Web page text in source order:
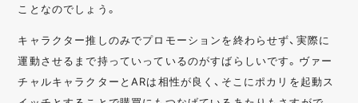
ことなのでしょう。
キャラクター推しのみでプロモーションを終わらせず、実際に
運動させるまで持っていっているのがすばらしいです。ヴァー
チャルキャラクターとARは相性が良く、そこにポカリを起動ス